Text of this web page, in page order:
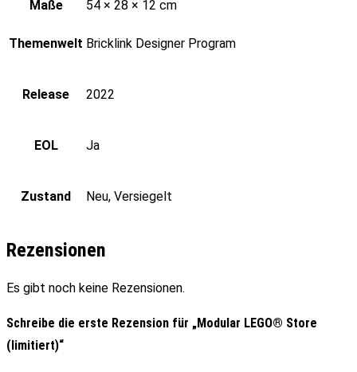
Maße
54 × 28 × 12 cm
Themenwelt Bricklink Designer Program
Release 2022
EOL Ja
Zustand Neu, Versiegelt
Rezensionen
Es gibt noch keine Rezensionen.
Schreibe die erste Rezension für „Modular LEGO® Store
(limitiert)“